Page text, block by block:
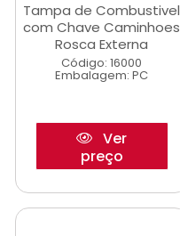
Tampa de Combustivel
com Chave Caminhoes
Rosca Externa
Código: 16000
Embalagem: PC
Ver
preço